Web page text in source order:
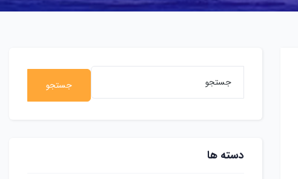
جستجو
دسته ها